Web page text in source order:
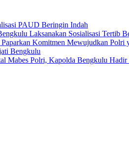
PAUD Beringin Indah
Laksanakan Sosialisasi Tertib
Komitmen Mewujudkan Polri
Bengkulu
Mabes Polri, Kapolda Bengkulu Hadir